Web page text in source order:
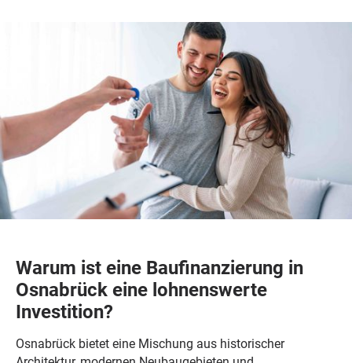
Warum ist eine Baufinanzierung in
Osnabrück eine lohnenswerte
Investition?
Osnabrück bietet eine Mischung aus historischer